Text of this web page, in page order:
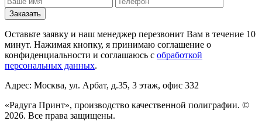
Оставьте заявку и наш менеджер перезвонит Вам в течение 10
минут. Нажимая кнопку, я принимаю соглашение о
конфиденциальности и соглашаюсь с обработкой
персональных данных.
Адрес: Москва, ул. Арбат, д.35, 3 этаж, офис 332
«Радуга Принт», производство качественной полиграфии. ©
2026. Все права защищены.